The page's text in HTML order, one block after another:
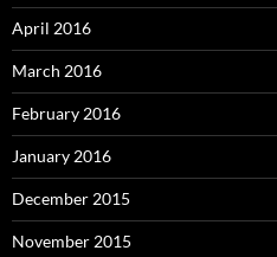
April 2016
March 2016
February 2016
January 2016
December 2015
November 2015